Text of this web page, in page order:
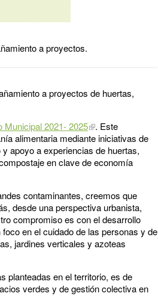
a proyectos.
a proyectos de huertas,
Municipal 2021- 2025
. Este
alimentaria mediante iniciativas de
apoyo a experiencias de huertas,
en clave de economía
contaminantes, creemos que
desde una perspectiva urbanista,
compromiso es con el desarrollo
en el cuidado de las personas y de
jardines verticales y azoteas
planteadas en el territorio, es de
verdes y de gestión colectiva en